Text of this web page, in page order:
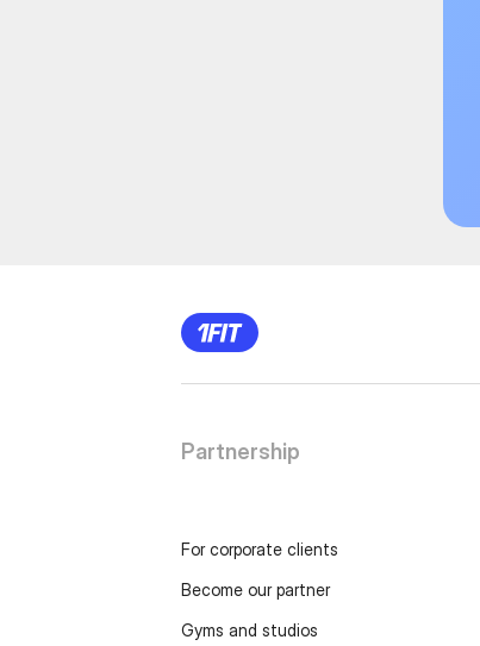
Partnership
For corporate clients
Become our partner
Gyms and studios